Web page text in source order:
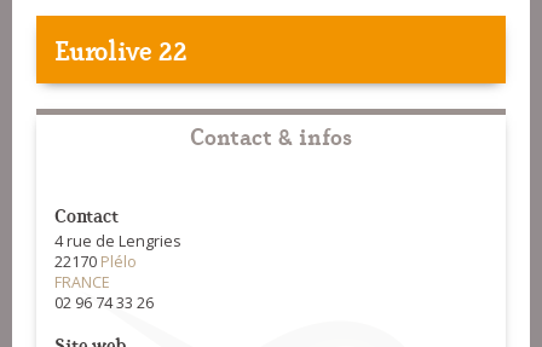
Eurolive 22
Contact & infos
Contact
4 rue de Lengries
22170 Plélo
FRANCE
02 96 74 33 26